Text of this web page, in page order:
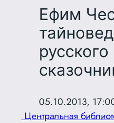
Ефим
русского
05.10.2013,
Центральная